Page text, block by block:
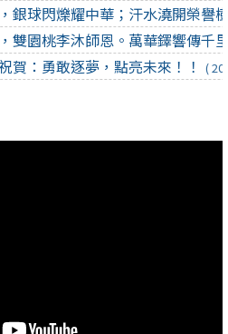
雙園桃李沐師恩。萬華鐸響傳千
賀：勇敢逐夢，點亮未來！！(
翼，勇奪雙冠一季創佳績！！ (
同學全國賽奪銀，資訊科技實力
學年度全國學生音樂比賽北區決